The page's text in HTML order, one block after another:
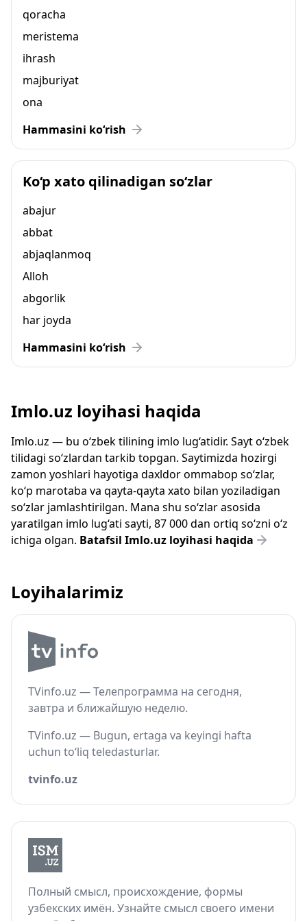
qoracha
meristema
ihrash
majburiyat
ona
Hammasini ko‘rish
Ko‘p xato qilinadigan so‘zlar
abajur
abbat
abjaqlanmoq
Alloh
abgorlik
har joyda
Hammasini ko‘rish
Imlo.uz loyihasi haqida
Imlo.uz — bu o‘zbek tilining imlo lug‘atidir. Sayt o‘zbek
tilidagi so‘zlardan tarkib topgan. Saytimizda hozirgi
zamon yoshlari hayotiga daxldor ommabop so‘zlar,
ko‘p marotaba va qayta-qayta xato bilan yoziladigan
so‘zlar jamlashtirilgan. Mana shu so‘zlar asosida
yaratilgan imlo lug‘ati sayti, 87 000 dan ortiq so‘zni o‘z
ichiga olgan. Batafsil Imlo.uz loyihasi haqida
Loyihalarimiz
TVinfo.uz — Телепрограмма на сегодня,
завтра и ближайшую неделю.
TVinfo.uz — Bugun, ertaga va keyingi hafta
uchun to‘liq teledasturlar.
tvinfo.uz
Полный смысл, происхождение, формы
узбекских имён. Узнайте смысл своего имени